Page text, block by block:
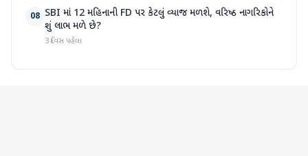
08 SBI માં 12 મહિનાની FD પર કેટલું વ્યાજ મળશે, વરિષ્ઠ નાગરિકોને
શું લાભ મળે છે?
3 દિવસ પહેલા